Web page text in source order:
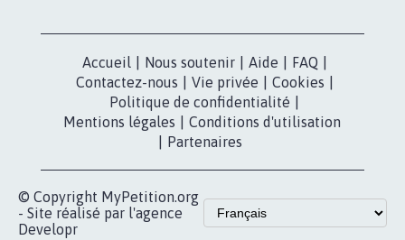
Mobilisation
Accompagnement
Partenariat et
Les pétitions
Youtube
presse
MyPetition
dans la
presse
Contact
presse
Nous soutenir | Aide | FAQ |